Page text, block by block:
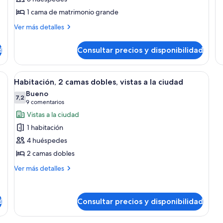
habitación,
accesible
con
discapacidad,
bañera
(Mobility
&
Hearing)
1 cama de matrimonio grande
Ver más detalles
Más
1
habitación,
accesible
para
personas
discapacidad,
bañera
(Mobility
&
Hearing)
Consultar precios y disponibilidad
la
grande, dos mesitas de noche con lámparas, un cabecero y un cuadro en
Abrir
todas
las
fotos
de
Habitación,
2
camas
dobles,
ciudad
Habitación de hotel con dos camas,
6
Habitación, 2 camas dobles, vistas a la ciudad
7,27,2 de 10
Bueno
9 comentarios
(9 comentarios)
Vistas a la ciudad
1 habitación
4 huéspedes
2 camas dobles
Ver más detalles
Más
camas
Consultar precios y disponibilidad